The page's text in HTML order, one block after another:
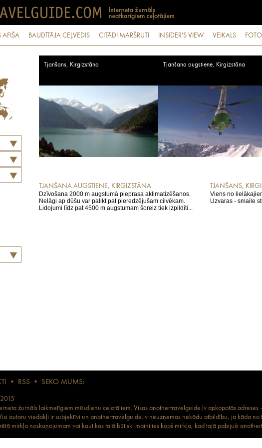
AFIŠA BAUDĪTĀJA CEĻVEDIS CITĀDI MARŠRUTI INSIDER'S VIEW VEIKALS
Tjanšans, Kirgizstāna Tjanšana augstiene, Kirgizstāna
TJANŠANA AUGSTIENE, KIRGIZSTĀNA
Dzīvošana 2000 m augstumā pieprasa aklimatizēšanos.
Nelāgi ap dūšu var palikt pat pieredzējušam cilvēkam.
Lidojumi līdz pat 4500 m augstumam šoreiz tiek izpildīti...
TJANŠANS,
Viens no
Uzvaras - smaile
• RSS • SEKO MUMS:
žurnāls laikmetīgiem mūsdienu ceļotājiem. Visas anothertravelguide.lv apkopotās adreses
autoru viedokļi ir subjektīvi un anothertravelguide.lv neuzņemas nekādu atbildību, ja kāda no
mirkļa noskaņojumam vai kaut kas tajā būtiski mainījies kopš mirkļa, kad tajā pabijuši